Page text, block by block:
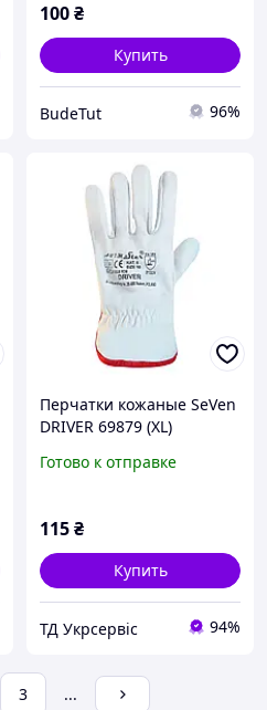
100₴
Купить
BudeTut 96%
Перчатки кожаные SeVen
DRIVER 69879 (XL)
Готово к отправке
115₴
Купить
ТД Укрсервіс 94%
3 ...